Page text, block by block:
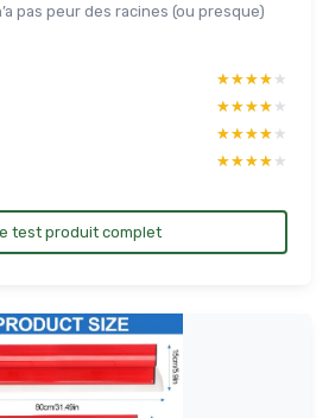
pas peur des racines (ou presque)
★★★★★
★★★★★
★★★★★
★★★★★
★★★★★
★★★★★
★★★★★
★★★★★
test produit complet